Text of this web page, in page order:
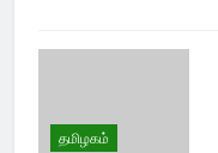
தமிழகம்